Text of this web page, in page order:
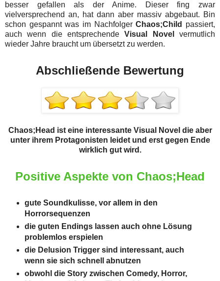
besser gefallen als der Anime. Dieser fing zwar
vielversprechend an, hat dann aber massiv abgebaut. Bin
schon gespannt was im NachfolgerChaos;Child
passiert,
auch wenn die entsprechendeVisual Novel
vermutlich
wieder Jahre braucht um übersetzt zu werden.
Abschließende Bewertung
Chaos;Head ist eine interessante Visual Novel die aber
unter ihrem Protagonisten leidet und erst gegen Ende
wirklich gut wird.
Positive Aspekte von Chaos;Head
gute Soundkulisse, vor allem in den
Horrorsequenzen
die guten Endings lassen auch ohne Lösung
problemlos erspielen
die Delusion Trigger sind interessant, auch
wenn sie sich schnell abnutzen
obwohl die Story zwischen Comedy, Horror,